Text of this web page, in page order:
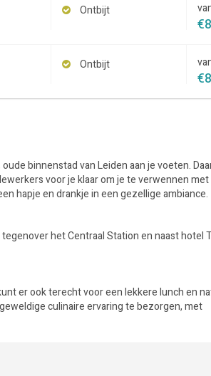
Ontbijt
€
Ontbijt
€
binnenstad van Leiden aan je voeten.
voor je klaar om je te verwennen met
hapje en drankje in een gezellige ambiance.
het Centraal Station en naast hotel
er ook terecht voor een lekkere lunch en
culinaire ervaring te bezorgen, met